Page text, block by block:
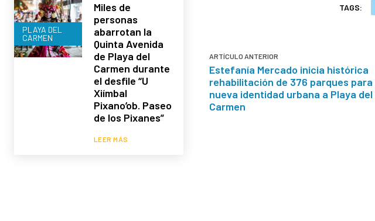
PLAYA DEL
CARMEN
Miles de
personas
abarrotan la
Quinta Avenida
de Playa del
Carmen durante
el desfile “U
Xiímbal
Pixano’ob. Paseo
de los Pixanes”
LEER MÁS
TAGS:
ARTÍCULO ANTERIOR
Estefanía Mercado inicia histórica
rehabilitación de 376 parques para
nueva identidad urbana a Playa del
Carmen